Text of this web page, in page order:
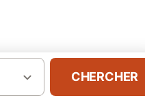
CHERCHER